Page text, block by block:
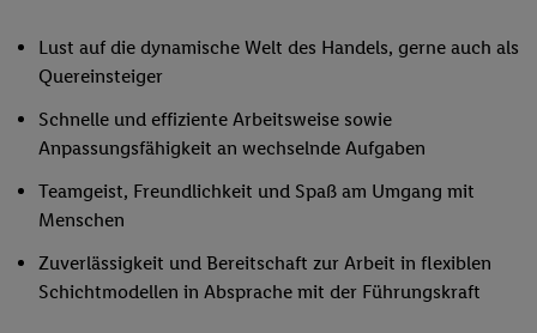
Lust auf die dynamische Welt des Handels, gerne auch als
Quereinsteiger
Schnelle und effiziente Arbeitsweise sowie
Anpassungsfähigkeit an wechselnde Aufgaben
Teamgeist, Freundlichkeit und Spaß am Umgang mit
Menschen
Zuverlässigkeit und Bereitschaft zur Arbeit in flexiblen
Schichtmodellen in Absprache mit der Führungskraft